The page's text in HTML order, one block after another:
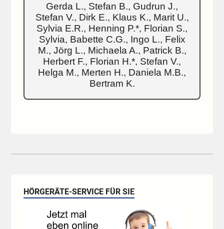
Gerda L., Stefan B., Gudrun J.,
Stefan V., Dirk E., Klaus K., Marit U.,
Sylvia E.R., Henning P.*, Florian S.,
Sylvia, Babette C.G., Ingo L., Felix
M., Jörg L., Michaela A., Patrick B.,
Herbert F., Florian H.*, Stefan V.,
Helga M., Merten H., Daniela M.B.,
Bertram K.
HÖRGERÄTE-SERVICE FÜR SIE